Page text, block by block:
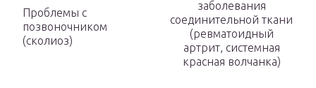
Проблемы с
позвоночником
(сколиоз)
заболевания
соединительной ткани
(ревматоидный
артрит, системная
красная волчанка)